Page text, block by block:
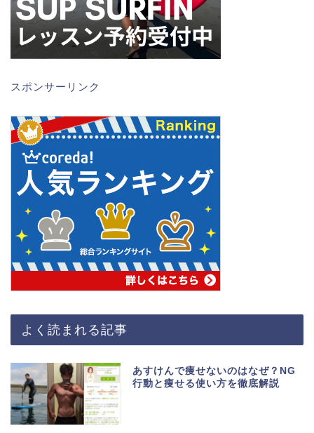
スポンサーリンク
よく読まれる記事
あすけんで痩せないのはなぜ？NG
行動と痩せる使い方を徹底解説